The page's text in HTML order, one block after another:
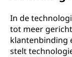
In de
tot meer
klantenbinding
stelt